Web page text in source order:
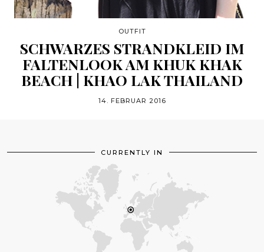
OUTFIT
SCHWARZES STRANDKLEID IM
FALTENLOOK AM KHUK KHAK
BEACH | KHAO LAK THAILAND
14. FEBRUAR 2016
CURRENTLY IN